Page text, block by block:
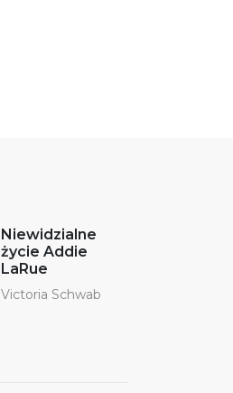
Niewidzialne
życie Addie
LaRue
Victoria Schwab